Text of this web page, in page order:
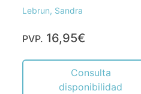
Lebrun, Sandra
PVP. 16,95€
Consulta
disponibilidad